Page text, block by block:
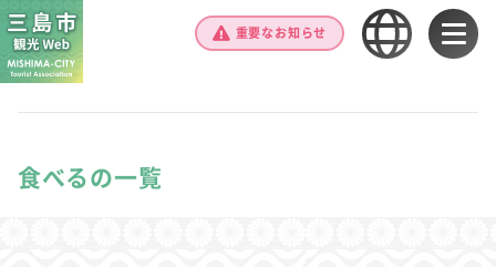
重要なお知らせ
食べるの一覧